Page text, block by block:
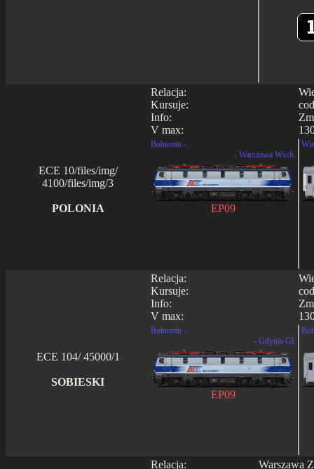
Relacja:
Kursuje:
Info:
V max:
ECE 10/files/img/
4100/files/img/3
POLONIA
Bohumin -
- Warszawa Wsch.
EP09
Relacja:
Kursuje:
Info:
V max:
ECE 104/ 45000/1
SOBIESKI
Bohumin -
- Gdynia Gł.
EP09
Relacja: Warszawa